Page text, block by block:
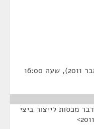
מכסות לייצור ביצי